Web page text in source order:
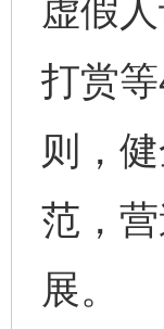
虚假
打赏
则，
范，
展。